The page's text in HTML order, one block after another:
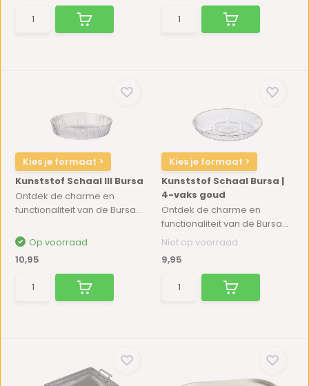
Kies je formaat >
Kunststof Schaal III Bursa
Ontdek de charme en
functionaliteit van de Bursa...
Op voorraad
10,95
Kies je formaat >
Kunststof Schaal Bursa |
4-vaks goud
Ontdek de charme en
functionaliteit van de Bursa...
Niet op voorraad
9,95